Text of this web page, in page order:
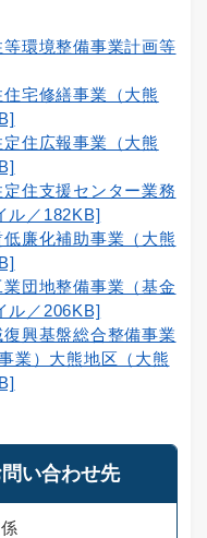
等環境整備事業計画等
住宅修繕事業（大熊
定住広報事業（大熊
定住支援センター業務
ル／182KB]
低廉化補助事業（大熊
業団地整備事業（基金
ル／206KB]
復興基盤総合整備事業
業）大熊地区（大熊
い合わせ先